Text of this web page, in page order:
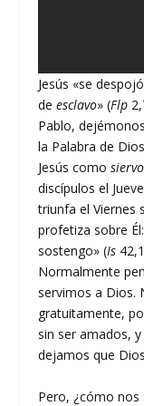
Jesús «se
deesclavo» (Flp
Pablo,
la Palabra de
Jesús comosiervo
discípulos el
triunfa el Viernes
profetiza sobre
sostengo» (Is
Normalmente
servimos a Dios.
gratuitamente,
sin ser amados,
dejamos que
Pero, ¿cómo nos